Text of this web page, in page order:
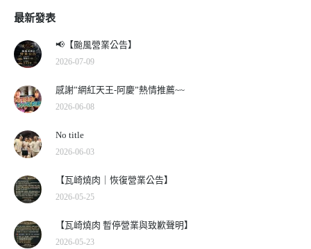
最新發表
📢【颱風營業公告】
2026-07-09
感謝”網紅天王-阿慶”熱情推薦~~
2026-06-08
No title
2026-06-03
【瓦崎燒肉｜恢復營業公告】
2026-05-25
【瓦崎燒肉 暫停營業與致歉聲明】
2026-05-23